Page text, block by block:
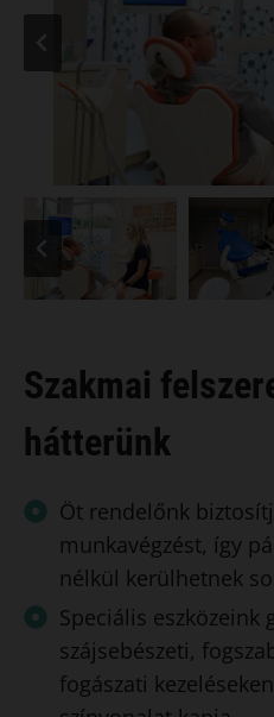
Szakmai
hátterünk
Öt rendelőnk
munkavégzést, így
nélkül kerülhetnek
Speciális eszközeink
szájsebészeti,
fogászati